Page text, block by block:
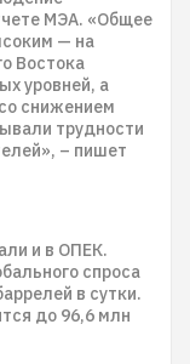
МЭА. «Общее
— на
Востока
уровней, а
снижением
трудности
– пишет
и в ОПЕК.
спроса
в сутки.
до 96,6 млн